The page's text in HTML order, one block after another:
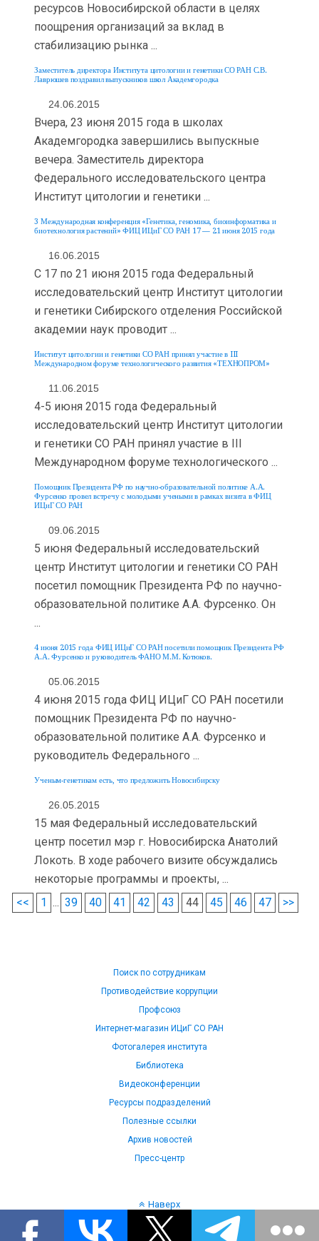
ресурсов Новосибирской области в целях
поощрения организаций за вклад в
стабилизацию рынка ...
Заместитель директора Института цитологии и генетики СО РАН С.В.
Лаврюшев поздравил выпускников школ Академгородка
24.06.2015
Вчера, 23 июня 2015 года в школах
Академгородка завершились выпускные
вечера. Заместитель директора
Федерального исследовательского центра
Институт цитологии и генетики ...
3 Международная конференция «Генетика, геномика, биоинформатика и
биотехнология растений» ФИЦ ИЦиГ СО РАН 17 — 21 июня 2015 года
16.06.2015
С 17 по 21 июня 2015 года Федеральный
исследовательский центр Институт цитологии
и генетики Сибирского отделения Российской
академии наук проводит ...
Институт цитологии и генетики СО РАН принял участие в III
Международном форуме технологического развития «ТЕХНОПРОМ»
11.06.2015
4-5 июня 2015 года Федеральный
исследовательский центр Институт цитологии
и генетики СО РАН принял участие в III
Международном форуме технологического ...
Помощник Президента РФ по научно-образовательной политике А.А.
Фурсенко провел встречу с молодыми учеными в рамках визита в ФИЦ
ИЦиГ СО РАН
09.06.2015
5 июня Федеральный исследовательский
центр Институт цитологии и генетики СО РАН
посетил помощник Президента РФ по научно-
образовательной политике А.А. Фурсенко. Он
...
4 июня 2015 года ФИЦ ИЦиГ СО РАН посетили помощник Президента РФ
А.А. Фурсенко и руководитель ФАНО М.М. Котюков.
05.06.2015
4 июня 2015 года ФИЦ ИЦиГ СО РАН посетили
помощник Президента РФ по научно-
образовательной политике А.А. Фурсенко и
руководитель Федерального ...
Ученым-генетикам есть, что предложить Новосибирску
26.05.2015
15 мая Федеральный исследовательский
центр посетил мэр г. Новосибирска Анатолий
Локоть. В ходе рабочего визите обсуждались
некоторые программы и проекты, ...
<<
1 ... 39 40 41 42 43 44 45 46 47 >>
Поиск по сотрудникам
Противодействие коррупции
Профсоюз
Интернет-магазин ИЦиГ СО РАН
Фотогалерея института
Библиотека
Видеоконференции
Ресурсы подразделений
Полезные ссылки
Архив новостей
Пресс-центр
Наверх